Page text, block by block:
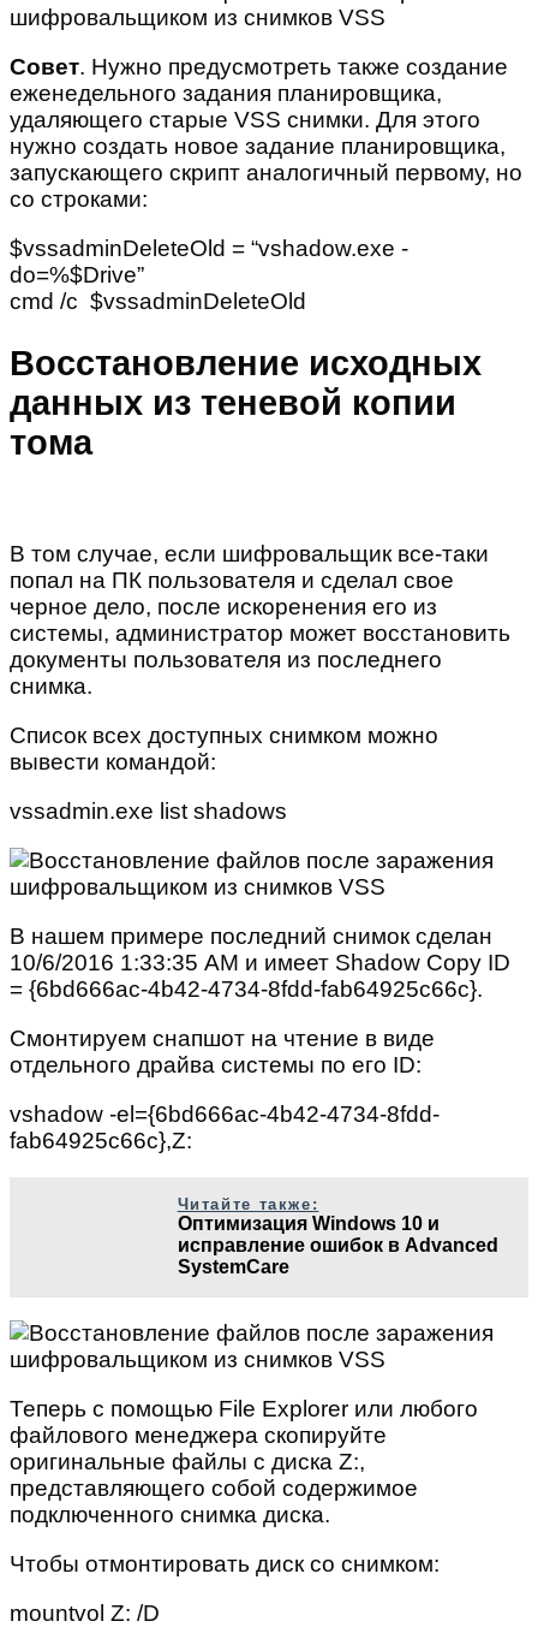
Совет. Нужно предусмотреть также создание
еженедельного задания планировщика,
удаляющего старые VSS снимки. Для этого
нужно создать новое задание планировщика,
запускающего скрипт аналогичный первому, но
со строками:
$vssadminDeleteOld = “vshadow.exe -
do=%$Drive”
cmd /c $vssadminDeleteOld
Восстановление исходных
данных из теневой копии
тома
В том случае, если шифровальщик все-таки
попал на ПК пользователя и сделал свое
черное дело, после искоренения его из
системы, администратор может восстановить
документы пользователя из последнего
снимка.
Список всех доступных снимком можно
вывести командой:
vssadmin.exe list shadows
В нашем примере последний снимок сделан
10/6/2016 1:33:35 AM и имеет Shadow Copy ID
= {6bd666ac-4b42-4734-8fdd-fab64925c66c}.
Смонтируем снапшот на чтение в виде
отдельного драйва системы по его ID:
vshadow -el={6bd666ac-4b42-4734-8fdd-
fab64925c66c},Z:
Читайте также:
Оптимизация Windows 10 и
исправление ошибок в Advanced
SystemCare
Теперь с помощью File Explorer или любого
файлового менеджера скопируйте
оригинальные файлы с диска Z:,
представляющего собой содержимое
подключенного снимка диска.
Чтобы отмонтировать диск со снимком:
mountvol Z: /D